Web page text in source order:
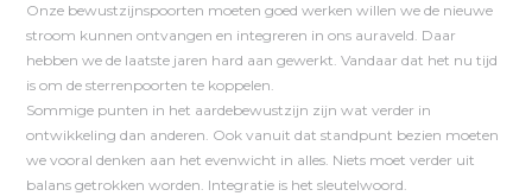
Onze bewustzijnspoorten moeten goed werken willen we de nieuwe
stroom kunnen ontvangen en integreren in ons auraveld. Daar
hebben we de laatste jaren hard aan gewerkt. Vandaar dat het nu tijd
is om de sterrenpoorten te koppelen.
Sommige punten in het aardebewustzijn zijn wat verder in
ontwikkeling dan anderen. Ook vanuit dat standpunt bezien moeten
we vooral denken aan het evenwicht in alles. Niets moet verder uit
balans getrokken worden. Integratie is het sleutelwoord.